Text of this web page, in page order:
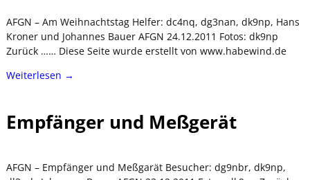
AFGN – Am Weihnachtstag Helfer: dc4nq, dg3nan, dk9np, Hans
Kroner und Johannes Bauer AFGN 24.12.2011 Fotos: dk9np
Zurück …… Diese Seite wurde erstellt von www.habewind.de
Weiterlesen →
Empfänger und Meßgerät
AFGN – Empfänger und Meßgarät Besucher: dg9nbr, dk9np,